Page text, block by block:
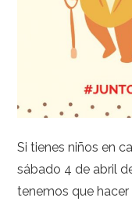
Si tienes niños en
sábado 4 de abril
tenemos que